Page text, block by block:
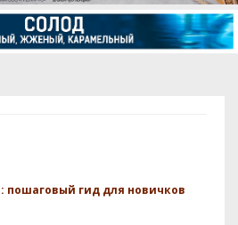
5 шт
пошаговый гид для новичков